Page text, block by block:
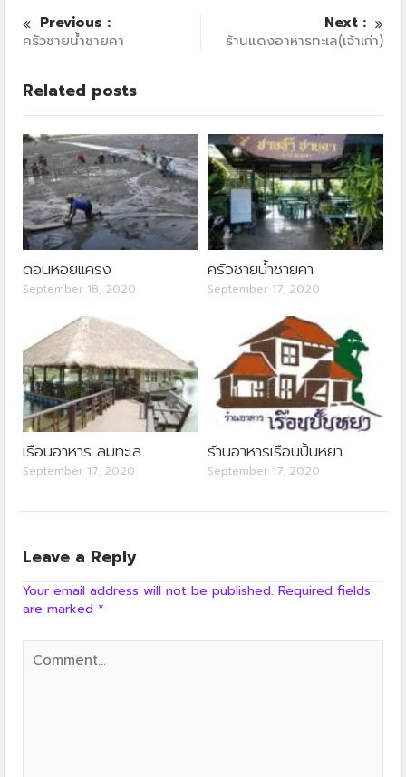
Previous :
ครัวชายน้ำชายคา
Next :
ร้านแดงอาหารทะเล(เจ้าเก่า)
Related posts
ดอนหอยแครง
September 18, 2020
ครัวชายน้ำชายคา
September 17, 2020
เรือนอาหาร ลมทะเล
September 17, 2020
ร้านอาหารเรือนปั้นหยา
September 17, 2020
Leave a Reply
Your email address will not be published. Required fields
are marked *